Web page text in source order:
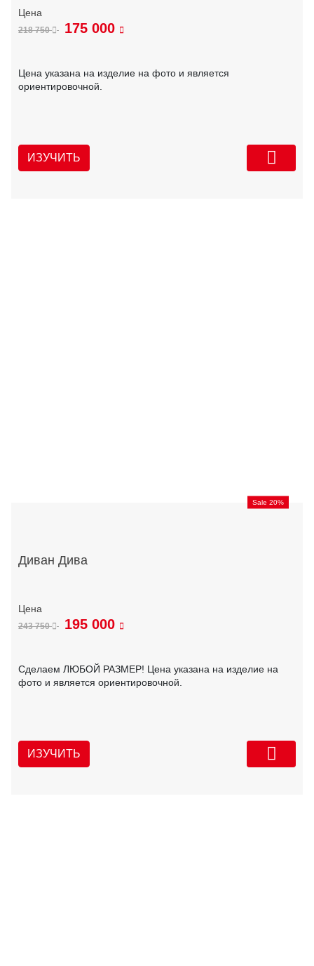
218 750 175 000
Цена указана на изделие на фото и является
ориентировочной.
ИЗУЧИТЬ
Sale 20%
Диван Дива
243 750 195 000
Сделаем ЛЮБОЙ РАЗМЕР! Цена указана на изделие на
фото и является ориентировочной.
ИЗУЧИТЬ